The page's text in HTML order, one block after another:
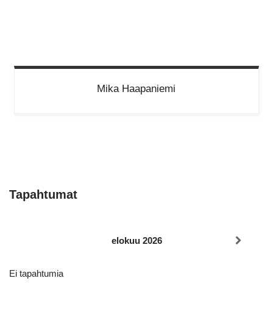
Mika Haapaniemi
Tapahtumat
elokuu 2026
Ei tapahtumia